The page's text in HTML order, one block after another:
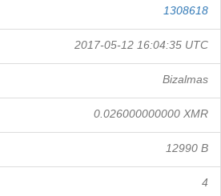
1308618
2017-05-12 16:04:35 UTC
Bizalmas
0.026000000000 XMR
12990 B
4